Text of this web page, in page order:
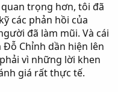
trọng hơn, tôi đã
các phản hồi của
đã làm mũi. Và cái
Đỗ Chỉnh dần hiện lên
vì những lời khen
giá rất thực tế.